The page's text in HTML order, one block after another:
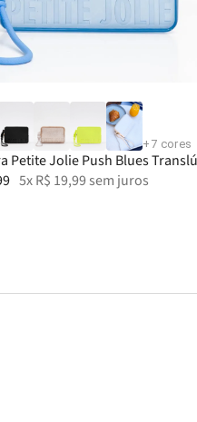
37
+ 7 cores
Petite Jolie Push Blues
5xR$ 19,99 sem juros